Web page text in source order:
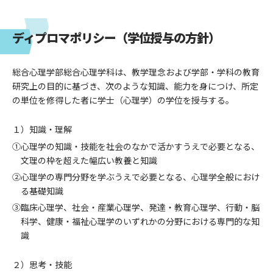
ディプロマポリシー（学位授与の方針）
総合心理学部総合心理学科は、教学理念および学部・学科の教育
研究上の目的に基づき、次のような知識、能力を身につけ、所定
の単位を修得した者に学士（心理学）の学位を授与する。
１）知識・理解
①心理学の知識・技能を社会のなかで活かすうえで必要となる、
文理の枠を超えた幅広い教養と知識
②心理学の専門分野を学ぶうえで必要となる、心理学全般におけ
る基礎知識
③臨床心理学、社会・産業心理学、発達・教育心理学、行動・脳
科学、健康・福祉心理学のいずれかの分野における専門的な知
識
２）思考・技能